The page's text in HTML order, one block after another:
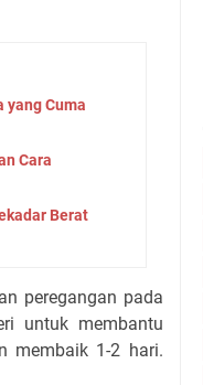
yang Cuma
Cara
Berat
peregangan pada
untuk membantu
membaik 1-2 hari.